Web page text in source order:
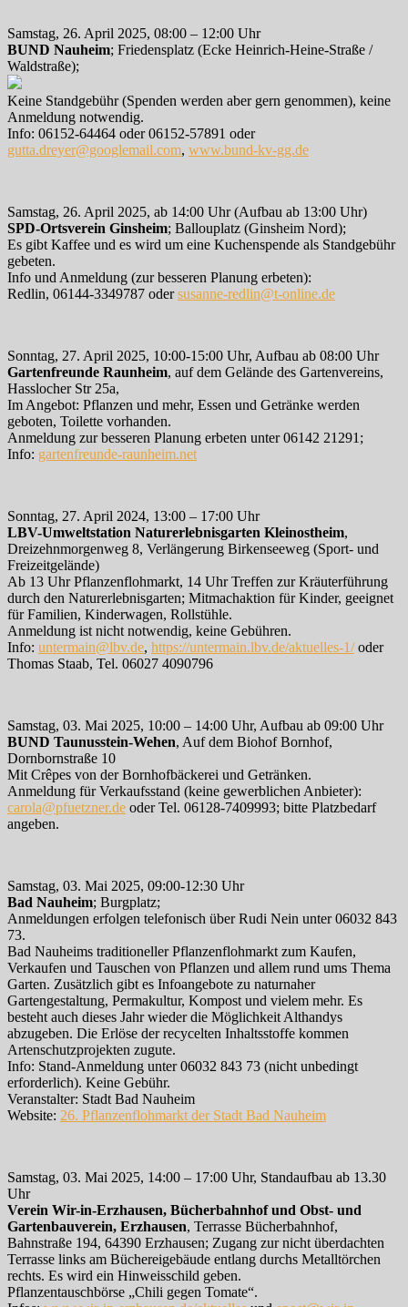
Samstag, 26. April 2025, 08:00 – 12:00 Uhr
BUND Nauheim; Friedensplatz (Ecke Heinrich-Heine-Straße /
Waldstraße);
Keine Standgebühr (Spenden werden aber gern genommen), keine
Anmeldung notwendig.
Info: 06152-64464 oder 06152-57891 oder
gutta.dreyer@googlemail.com, www.bund-kv-gg.de
Samstag, 26. April 2025, ab 14:00 Uhr (Aufbau ab 13:00 Uhr)
SPD-Ortsverein Ginsheim; Ballouplatz (Ginsheim Nord);
Es gibt Kaffee und es wird um eine Kuchenspende als Standgebühr
gebeten.
Info und Anmeldung (zur besseren Planung erbeten):
Redlin, 06144-3349787 odersusanne-redlin@t-online.de
Sonntag, 27. April 2025, 10:00-15:00 Uhr, Aufbau ab 08:00 Uhr
Gartenfreunde Raunheim, auf dem Gelände des Gartenvereins,
Hasslocher Str 25a,
Im Angebot: Pflanzen und mehr, Essen und Getränke werden
geboten, Toilette vorhanden.
Anmeldung zur besseren Planung erbeten unter 06142 21291;
Info: gartenfreunde-raunheim.net
Sonntag, 27. April 2024, 13:00 – 17:00 Uhr
LBV-Umweltstation Naturerlebnisgarten Kleinostheim,
Dreizehnmorgenweg 8, Verlängerung Birkenseeweg (Sport- und
Freizeitgelände)
Ab 13 Uhr Pflanzenflohmarkt, 14 Uhr Treffen zur Kräuterführung
durch den Naturerlebnisgarten; Mitmachaktion für Kinder, geeignet
für Familien, Kinderwagen, Rollstühle.
Anmeldung ist nicht notwendig, keine Gebühren.
Info: untermain@lbv.de, https://untermain.lbv.de/aktuelles-1/oder
Thomas Staab, Tel. 06027 4090796
Samstag, 03. Mai 2025, 10:00 – 14:00 Uhr, Aufbau ab 09:00 Uhr
BUND Taunusstein-Wehen, Auf dem Biohof Bornhof,
Dornbornstraße 10
Mit Crêpes von der Bornhofbäckerei und Getränken.
Anmeldung für Verkaufsstand (keine gewerblichen Anbieter):
carola@pfuetzner.de oder Tel. 06128-7409993; bitte Platzbedarf
angeben.
Samstag, 03. Mai 2025, 09:00-12:30 Uhr
Bad Nauheim; Burgplatz;
Anmeldungen erfolgen telefonisch über Rudi Nein unter 06032 843
73.
Bad Nauheims traditioneller Pflanzenflohmarkt zum Kaufen,
Verkaufen und Tauschen von Pflanzen und allem rund ums Thema
Garten. Zusätzlich gibt es Infoangebote zu naturnaher
Gartengestaltung, Permakultur, Kompost und vielem mehr. Es
besteht auch dieses Jahr wieder die Möglichkeit Althandys
abzugeben. Die Erlöse der recycelten Inhaltsstoffe kommen
Artenschutzprojekten zugute.
Info: Stand-Anmeldung unter 06032 843 73 (nicht unbedingt
erforderlich). Keine Gebühr.
Veranstalter: Stadt Bad Nauheim
Website: 26. Pflanzenflohmarkt der Stadt Bad Nauheim
Samstag, 03. Mai 2025, 14:00 – 17:00 Uhr, Standaufbau ab 13.30
Uhr
Verein Wir-in-Erzhausen, Bücherbahnhof und Obst- und
Gartenbauverein, Erzhausen, Terrasse Bücherbahnhof,
Bahnstraße 194, 64390 Erzhausen; Zugang zur nicht überdachten
Terrasse links am Büchereigebäude entlang durchs Metalltörchen
rechts. Es wird ein Hinweisschild geben.
Pflanzentauschbörse „Chili gegen Tomate“.